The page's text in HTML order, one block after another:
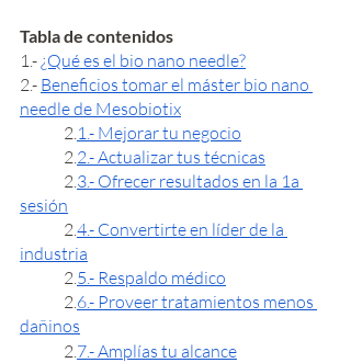
Tabla de contenidos
1.- ¿Qué es el bio nano needle?
2.- Beneficios tomar el máster bio nano
needle de Mesobiotix
	2.
1.- Mejorar tu negocio
	2.
2.- Actualizar tus técnicas
	2.
3.- Ofrecer resultados en la 1a
sesión
	2.
4.- Convertirte en líder de la
industria
	2.
5.- Respaldo médico
	2.
6.- Proveer tratamientos menos
dañinos
	2.
7.- Amplías tu alcance